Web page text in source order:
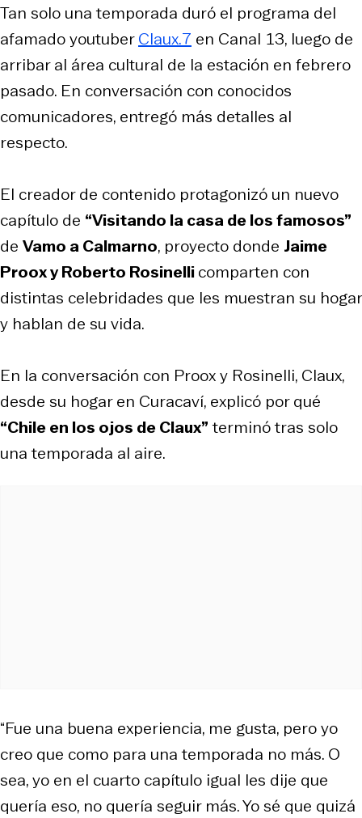
Tan solo una temporada duró el programa del
afamado youtuberClaux.7 en Canal 13, luego de
arribar al área cultural de la estación en febrero
pasado. En conversación con conocidos
comunicadores, entregó más detalles al
respecto.
El creador de contenido protagonizó un nuevo
capítulo de “Visitando la casa de los famosos”
de Vamo a Calmarno, proyecto donde Jaime
Proox y Roberto Rosinellicomparten con
distintas celebridades que les muestran su hogar
y hablan de su vida.
En la conversación con Proox y Rosinelli, Claux,
desde su hogar en Curacaví, explicó por qué
“Chile en los ojos de Claux”terminó tras solo
una temporada al aire.
“Fue una buena experiencia, me gusta, pero yo
creo que como para una temporada no más. O
sea, yo en el cuarto capítulo igual les dije que
quería eso, no quería seguir más. Yo sé que quizá